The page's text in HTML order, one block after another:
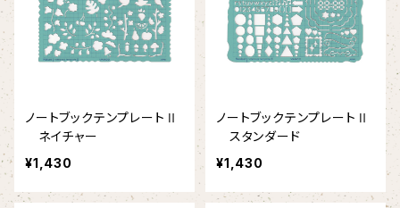
ノートブックテンプレートⅡ
ネイチャー
¥1,430
ノートブックテンプレートⅡ
スタンダード
¥1,430